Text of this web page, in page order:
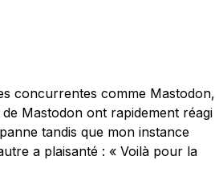
concurrentes comme Mastodon,
Mastodon ont rapidement réagi
tandis que mon instance
a plaisanté : « Voilà pour la